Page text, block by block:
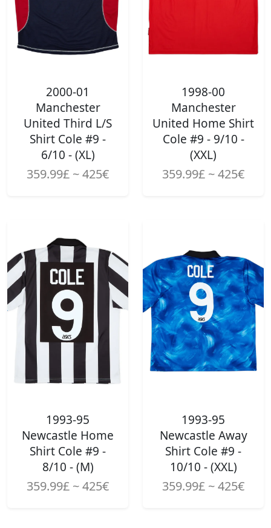
2000-01
Manchester
United Third L/S
Shirt Cole #9 -
6/10 - (XL)
359.99£ ~ 425€
1998-00
Manchester
United Home Shirt
Cole #9 - 9/10 -
(XXL)
359.99£ ~ 425€
1993-95
Newcastle Home
Shirt Cole #9 -
8/10 - (M)
359.99£ ~ 425€
1993-95
Newcastle Away
Shirt Cole #9 -
10/10 - (XXL)
359.99£ ~ 425€